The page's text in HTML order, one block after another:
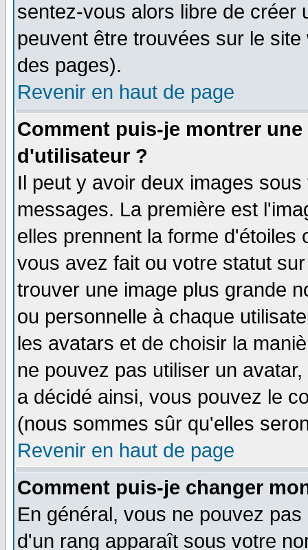
sentez-vous alors libre de créer
peuvent être trouvées sur le
des pages).
Revenir en haut de page
Comment puis-je montrer
d'utilisateur ?
Il peut y avoir deux images
messages. La première est
elles prennent la forme d'étoiles
vous avez fait ou votre statut
trouver une image plus grande
ou personnelle à chaque
les avatars et de choisir la
ne pouvez pas utiliser un
a décidé ainsi, vous pouvez le
(nous sommes sûr qu'elles
Revenir en haut de page
Comment puis-je changer
En général, vous ne pouvez
d'un rang apparaît sous votre